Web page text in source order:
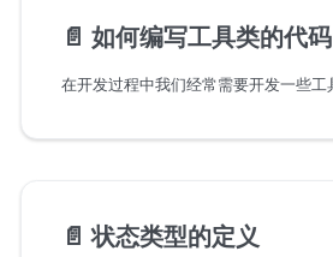
📄️ 如何编写工具类的代码
📄️ 状态类型的定义